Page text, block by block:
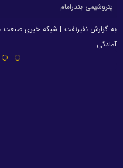
پتروشیمی بندرامام
به گزارش نفیرنفت | شبکه خبری صنعت
آمادگی…